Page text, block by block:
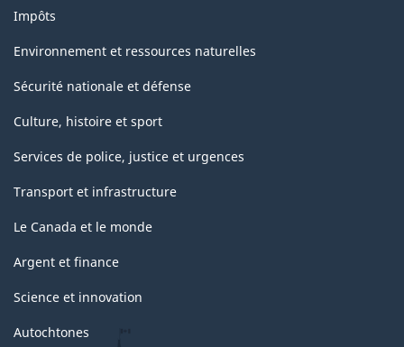
Impôts
Environnement et ressources naturelles
Sécurité nationale et défense
Culture, histoire et sport
Services de police, justice et urgences
Transport et infrastructure
Le Canada et le monde
Argent et finance
Science et innovation
Autochtones